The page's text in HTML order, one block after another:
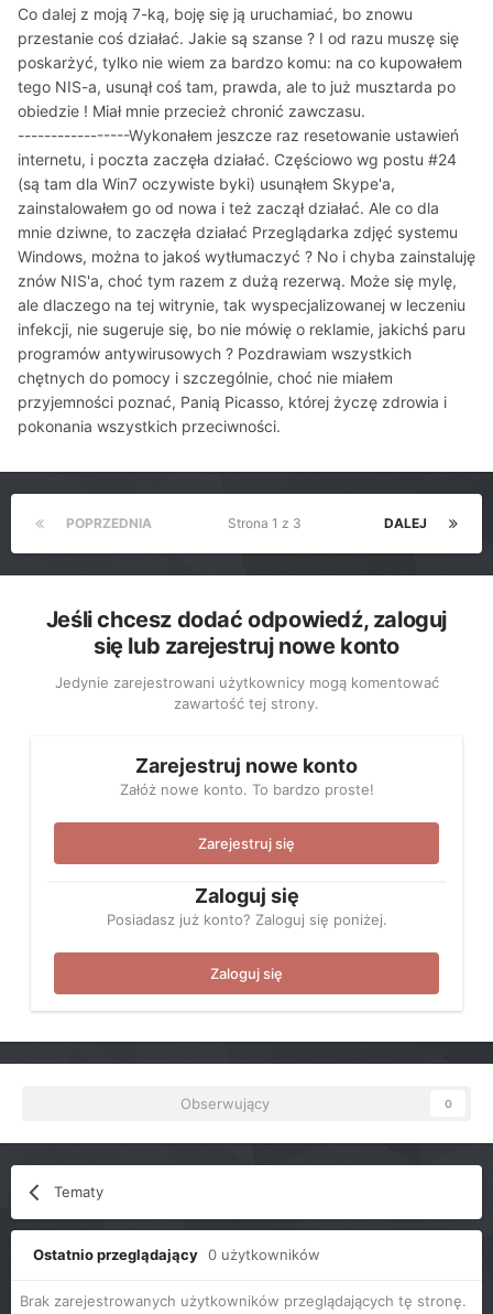
Co dalej z moją 7-ką, boję się ją uruchamiać, bo znowu
przestanie coś działać. Jakie są szanse ? I od razu muszę się
poskarżyć, tylko nie wiem za bardzo komu: na co kupowałem
tego NIS-a, usunął coś tam, prawda, ale to już musztarda po
obiedzie ! Miał mnie przecież chronić zawczasu.
-----------------Wykonałem jeszcze raz resetowanie ustawień
internetu, i poczta zaczęła działać. Częściowo wg postu #24
(są tam dla Win7 oczywiste byki) usunąłem Skype'a,
zainstalowałem go od nowa i też zaczął działać. Ale co dla
mnie dziwne, to zaczęła działać Przeglądarka zdjęć systemu
Windows, można to jakoś wytłumaczyć ? No i chyba zainstaluję
znów NIS'a, choć tym razem z dużą rezerwą. Może się mylę,
ale dlaczego na tej witrynie, tak wyspecjalizowanej w leczeniu
infekcji, nie sugeruje się, bo nie mówię o reklamie, jakichś paru
programów antywirusowych ? Pozdrawiam wszystkich
chętnych do pomocy i szczególnie, choć nie miałem
przyjemności poznać, Panią Picasso, której życzę zdrowia i
pokonania wszystkich przeciwności.
POPRZEDNIA DALEJ
Strona 1 z 3
Jeśli chcesz dodać odpowiedź, zaloguj
się lub zarejestruj nowe konto
Jedynie zarejestrowani użytkownicy mogą komentować
zawartość tej strony.
Zarejestruj nowe konto
Załóż nowe konto. To bardzo proste!
Zarejestruj się
Zaloguj się
Posiadasz już konto? Zaloguj się poniżej.
Zaloguj się
Obserwujący 0
Tematy
Ostatnio przeglądający 0 użytkowników
Brak zarejestrowanych użytkowników przeglądających tę stronę.